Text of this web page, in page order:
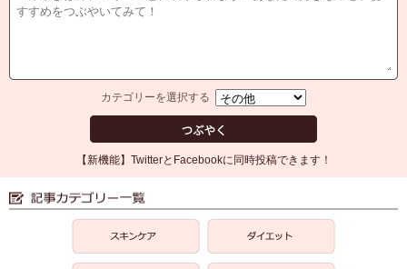
カテゴリーを選択する
【新機能】TwitterとFacebookに同時投稿できます！